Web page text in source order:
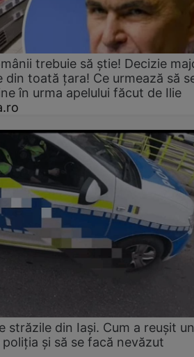
trebuie să știe! Decizie
din toată țara! Ce urmează să
în urma apelului făcut de Ilie
străzile din Iași. Cum a reușit un
și să se facă nevăzut